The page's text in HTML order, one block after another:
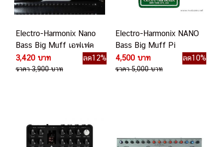
Electro-Harmonix Nano
Bass Big Muff เอฟเฟค
เบส
3,420 บาท ลด12%
ราคา 3,900 บาท
Electro-Harmonix NANO
Bass Big Muff Pi
2 เอฟเฟคเบส
4,500 บาท ลด10%
ราคา 5,000 บาท